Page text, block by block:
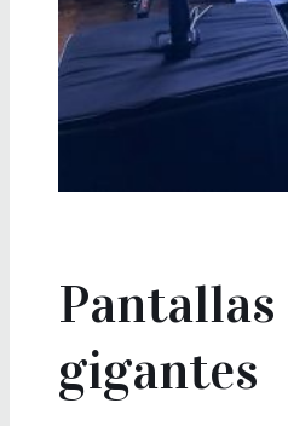
Pantallas
gigantes